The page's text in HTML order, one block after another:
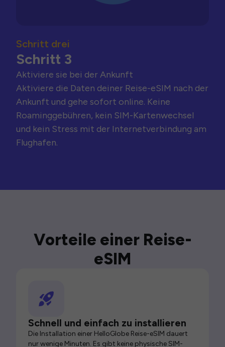
Schritt drei
Schritt 3
Aktiviere sie bei der Ankunft
Aktiviere die Daten deiner Reise-eSIM nach der
Ankunft und gehe sofort online. Keine
Roaminggebühren, kein SIM-Kartenwechsel
und kein Stress mit der Internetverbindung am
Flughafen.
Vorteile einer Reise-
eSIM
Schnell und einfach zu installieren
Die Installation einer HelloGlobe Reise-eSIM dauert
nur wenige Minuten. Es gibt keine physische SIM-